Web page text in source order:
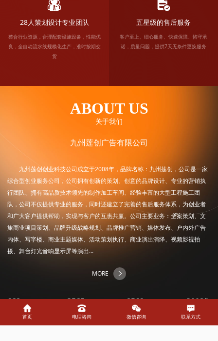
28人策划设计专业团队
整合行业资源，合理配套设施设备，性能优
良，全自动流水线规模化生产，准时按期交
货
五星级的售后服务
客户至上、细心服务、快速保障、恪守承
诺，质量问题，提供7天无条件更换服务
ABOUT US
关于我们
九州莲创广告有限公司
九州莲创创业科技公司成立于2008年，品牌名称：九州莲创，公司是一家
综合型创业服务公司，公司拥有创新的策划、创意的品牌设计、专业的营销执
行团队、拥有高品质技术领先的制作加工车间、经验丰富的大型工程施工团
队，公司不仅提供专业的服务，同时还建立了完善的售后服务体系，为创业者
和广大客户提供帮助，实现与客户的互惠共赢。公司主要业务：全案策划、文
旅商业项目策划、品牌升级战略规划、品牌推广营销、媒体发布、户内外广告
内体、写字楼、商业主题媒体、活动策划执行、商业演出演绎、视频影视拍
摄、舞台灯光音响显示屏等演出...
MORE
668+
合作企业客户
2565+
累积客户案例
8569+
户外大牌资源
2008年
公司创立年
首页 电话咨询 微信咨询 联系方式